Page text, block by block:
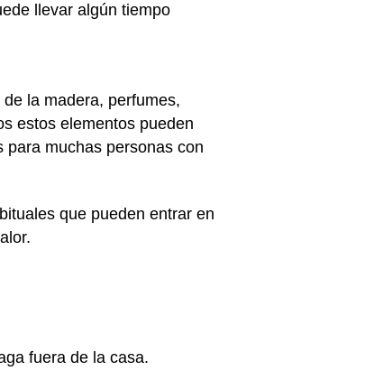
llevar algún tiempo
la madera, perfumes,
estos elementos pueden
para muchas personas con
que pueden entrar en
fuera de la casa.